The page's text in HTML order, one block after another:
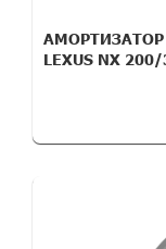
АМОРТИЗАТОР
LEXUS NX